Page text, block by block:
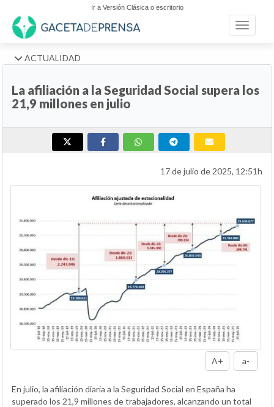
Ir a Versión Clásica o escritorio
Toggle
ACTUALIDAD
La afiliación a la Seguridad Social supera los
21,9 millones en julio
17 de julio de 2025, 12:51h
A+ a-
En julio, la afiliación diaria a la Seguridad Social en España ha
superado los 21,9 millones de trabajadores, alcanzando un total